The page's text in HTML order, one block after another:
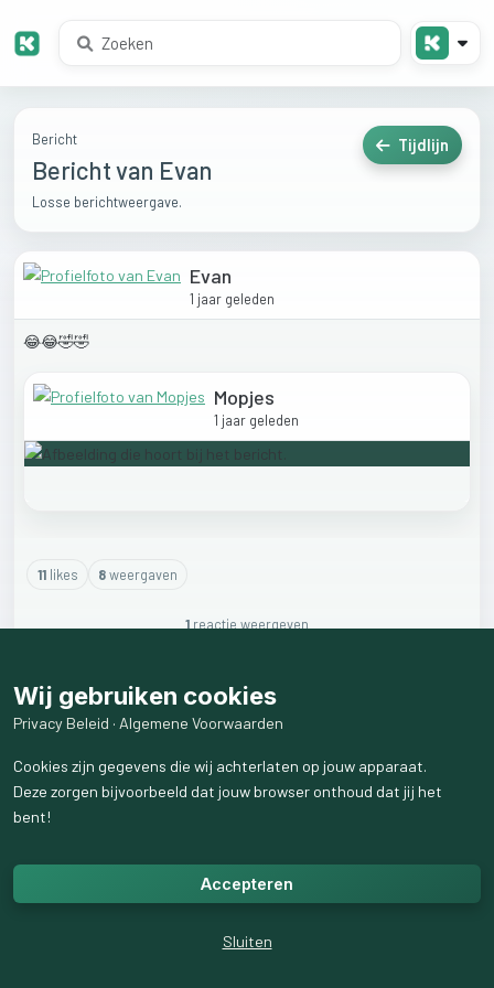
Bericht
Bericht van Evan
Losse berichtweergave.
Tijdlijn
Evan
1 jaar geleden
😂😂🤣🤣
Mopjes
1 jaar geleden
11likes 8weergaven
1 reactie weergeven
Wij gebruiken cookies
Privacy Beleid · Algemene Voorwaarden
Cookies zijn gegevens die wij achterlaten op jouw apparaat.
Deze zorgen bijvoorbeeld dat jouw browser onthoud dat jij het
bent!
Accepteren
Sluiten